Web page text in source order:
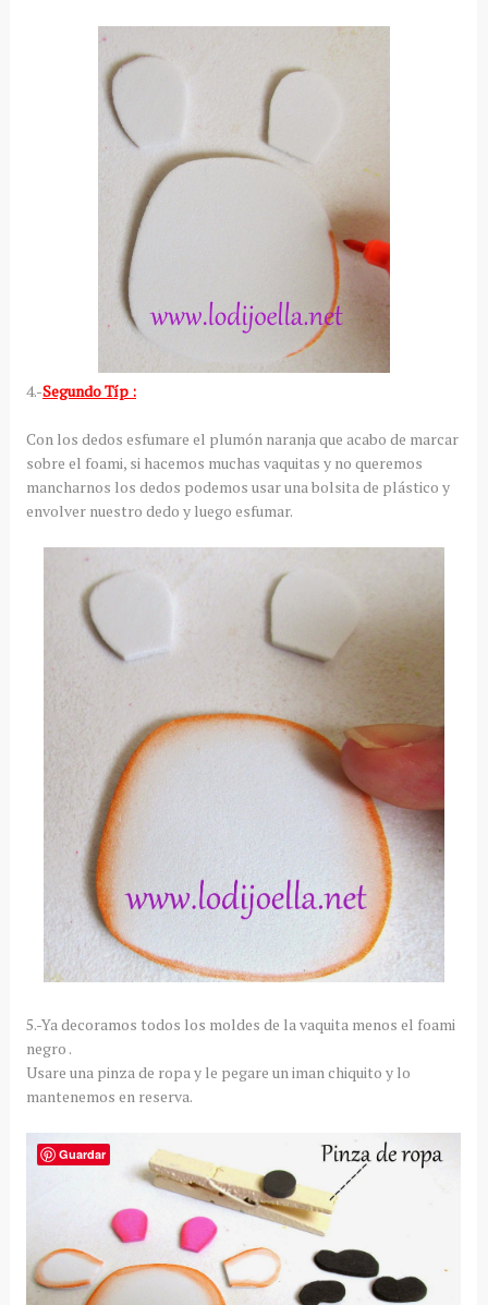
4.-Segundo Típ :
Con los dedos esfumare el plumón naranja que acabo de marcar
sobre el foami, si hacemos muchas vaquitas y no queremos
mancharnos los dedos podemos usar una bolsita de plástico y
envolver nuestro dedo y luego esfumar.
5.-Ya decoramos todos los moldes de la vaquita menos el foami
negro .
Usare una pinza de ropa y le pegare un iman chiquito y lo
mantenemos en reserva.
Guardar